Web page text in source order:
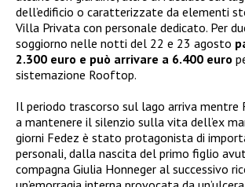
dell’edificio o caratterizzate da elementi
Villa Privata con personale dedicato. Per
soggiorno nelle notti del 22 e 23 agosto
2.300 euro e può arrivare a 6.400 euro
sistemazione Rooftop.
Il periodo trascorso sul lago arriva mentre
a mantenere il silenzio sulla vita dell’ex
giorni Fedez è stato protagonista di
personali, dalla nascita del primo figlio
compagna Giulia Honneger al successivo